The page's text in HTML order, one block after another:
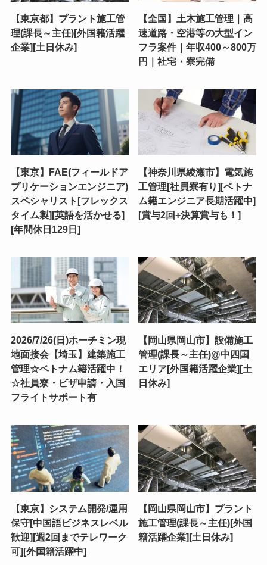
【東京都】プラント施工管
理(課長～主任)[外国籍活躍
企業][土日休み]
【全国】土木施工管理｜高
速道路・空港等の大型イン
フラ案件｜年収400～800万
円｜社宅・寮完備
【東京】FAE(フィールドア
プリケーションエンジニア)
スペシャリスト[フレックス
タイム製][英語を活かせる]
[年間休日129日]
【神奈川県綾瀬市】電気施
工管理[社員寮有り][ベトナ
ム籍エンジニア長期活躍中]
[賞与2回+決算賞与も！]
2026/7/26(日)ホーチミン現
地面接会【埼玉】建築施工
管理☆ベトナム籍活躍中！
☆社員寮・ビザ申請・入国
フライトサポート有
【岡山県岡山市】設備施工
管理(課長～主任)@中四国
エリア[外国籍活躍企業][土
日休み]
【東京】システム開発/運用
保守[中国語ビジネスレベル
歓迎][週2回までテレワーク
可][外国籍活躍中]
【岡山県岡山市】プラント
施工管理(課長～主任)[外国
籍活躍企業][土日休み]